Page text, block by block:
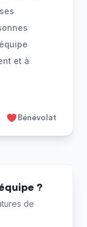
et à
Bénévolat
?
de